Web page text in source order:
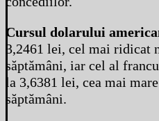
Cursul dolarului
3,2461 lei, cel mai ridicat
săptămâni, iar cel al
la 3,6381 lei, cea mai
săptămâni.